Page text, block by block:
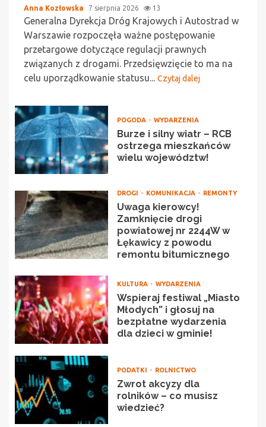
Anna Kozłowska 7 sierpnia 2026 13
Generalna Dyrekcja Dróg Krajowych i Autostrad w
Warszawie rozpoczęła ważne postępowanie
przetargowe dotyczące regulacji prawnych
związanych z drogami. Przedsięwzięcie to ma na
celu uporządkowanie statusu... Czytaj dalej
POGODA WYDARZENIA
Burze i silny wiatr – RCB
ostrzega mieszkańców
wielu województw!
DROGI KOMUNIKACJA REMONTY
Uwaga kierowcy!
Zamknięcie drogi
powiatowej nr 2244W w
Łękawicy z powodu
remontu bitumicznego
KULTURA WYDARZENIA
Wspieraj festiwal „Miasto
Młodych” i głosuj na
bezpłatne wydarzenia
dla dzieci w gminie!
PODATKI ROLNICTWO
Zwrot akcyzy dla
rolników – co musisz
wiedzieć?